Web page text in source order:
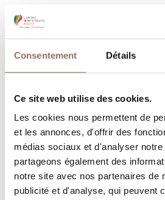
Consentement Détails
Ce site web utilise des cookies.
Les cookies nous permettent de
et les annonces, d'offrir des
médias sociaux et d'analyser
partageons également des
notre site avec nos partenaires de
publicité et d'analyse, qui peuvent
Beds number:
Vos
Programmez où dormir, où
dans chaque coin de Langhe
gardant un œil sur la